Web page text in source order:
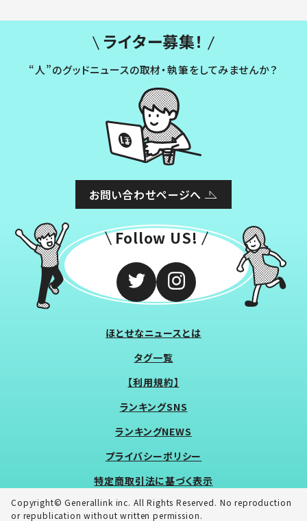
ライター募集！
“人”のグッドニュースの取材・執筆をしてみませんか？
お問い合わせページへ
Follow US!
ほとせなニュースとは
タグ一覧
【利用規約】
ランキングSNS
ランキングNEWS
プライバシーポリシー
特定商取引法に基づく表示
Copyright© Generallink inc. All Rights Reserved. No reproduction
or republication without written permission.